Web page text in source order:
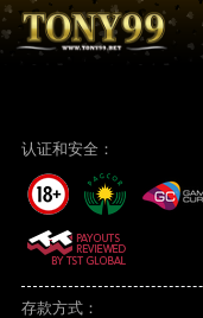
认证和安全：
存款方式：